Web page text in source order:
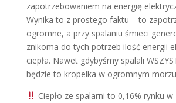
zapotrzebowaniem na energię
Wynika to z prostego faktu – to
ogromne, a przy spalaniu śmieci
znikoma do tych potrzeb ilość energii
ciepła. Nawet gdybyśmy spalali
będzie to kropelka w ogromnym
Ciepło ze spalarni to 0,16% rynku